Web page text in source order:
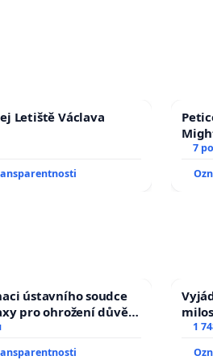
Letiště Václava
7
ústavního soudce
pro ohrožení důvěry
1